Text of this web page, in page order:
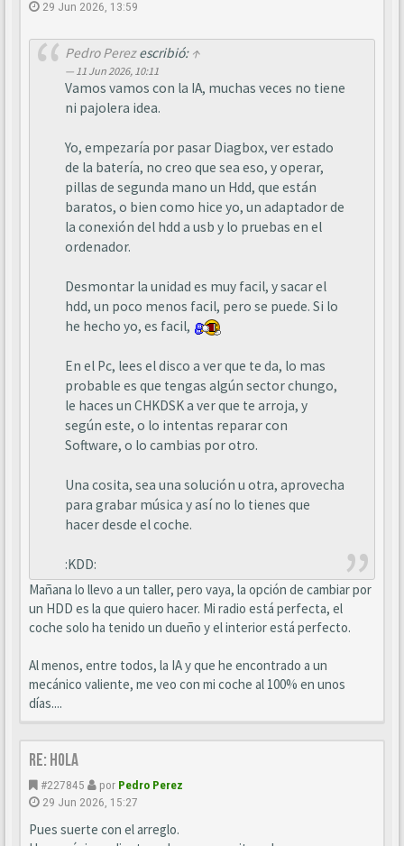
29 Jun 2026, 13:59
Pedro Perezescribió: ↑
11 Jun 2026, 10:11
Vamos vamos con la IA, muchas veces no tiene
ni pajolera idea.
Yo, empezaría por pasar Diagbox, ver estado
de la batería, no creo que sea eso, y operar,
pillas de segunda mano un Hdd, que están
baratos, o bien como hice yo, un adaptador de
la conexión del hdd a usb y lo pruebas en el
ordenador.
Desmontar la unidad es muy facil, y sacar el
hdd, un poco menos facil, pero se puede. Si lo
he hecho yo, es facil,
En el Pc, lees el disco a ver que te da, lo mas
probable es que tengas algún sector chungo,
le haces un CHKDSK a ver que te arroja, y
según este, o lo intentas reparar con
Software, o lo cambias por otro.
Una cosita, sea una solución u otra, aprovecha
para grabar música y así no lo tienes que
hacer desde el coche.
:KDD:
Mañana lo llevo a un taller, pero vaya, la opción de cambiar por
un HDD es la que quiero hacer. Mi radio está perfecta, el
coche solo ha tenido un dueño y el interior está perfecto.
Al menos, entre todos, la IA y que he encontrado a un
mecánico valiente, me veo con mi coche al 100% en unos
días....
Re: Hola
#227845 por Pedro Perez
29 Jun 2026, 15:27
Pues suerte con el arreglo.